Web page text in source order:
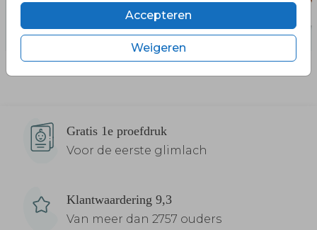
Accepteren
Weigeren
Gratis 1e proefdruk
Voor de eerste glimlach
Klantwaardering 9,3
Van meer dan 2757 ouders